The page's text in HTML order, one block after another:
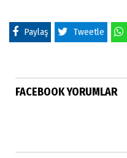
Paylaş Tweetle
FACEBOOK YORUMLAR